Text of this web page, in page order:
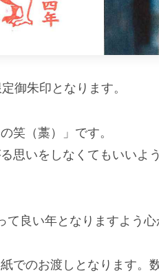
御朱印となります。
笑（藁）」です。
思いをしなくてもいいよ
良い年となりますよう心
でのお渡しとなります。